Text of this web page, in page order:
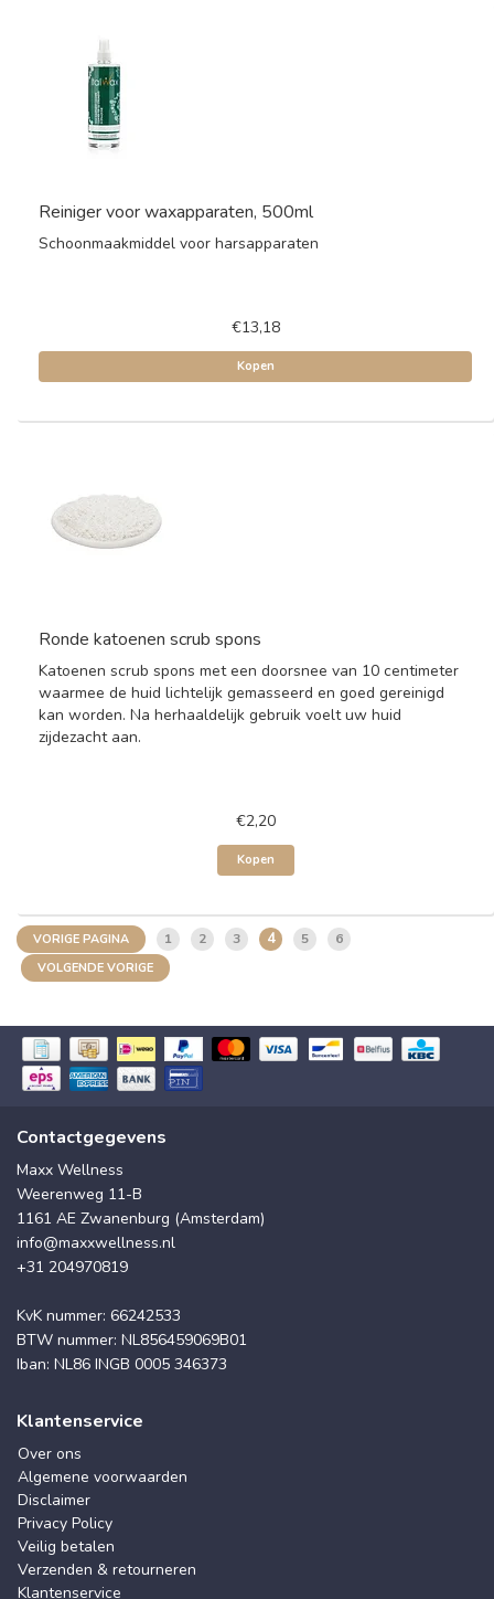
Reiniger voor waxapparaten, 500ml
Schoonmaakmiddel voor harsapparaten
€13,18
Kopen
Ronde katoenen scrub spons
Katoenen scrub spons met een doorsnee van 10 centimeter
waarmee de huid lichtelijk gemasseerd en goed gereinigd
kan worden. Na herhaaldelijk gebruik voelt uw huid
zijdezacht aan.
€2,20
Kopen
VORIGE PAGINA 1 2 3 4 5 6
VOLGENDE VORIGE
Contactgegevens
Maxx Wellness
Weerenweg 11-B
1161 AE Zwanenburg (Amsterdam)
info@maxxwellness.nl
+31 204970819
KvK nummer: 66242533
BTW nummer: NL856459069B01
Iban: NL86 INGB 0005 346373
Klantenservice
Over ons
Algemene voorwaarden
Disclaimer
Privacy Policy
Veilig betalen
Verzenden & retourneren
Klantenservice